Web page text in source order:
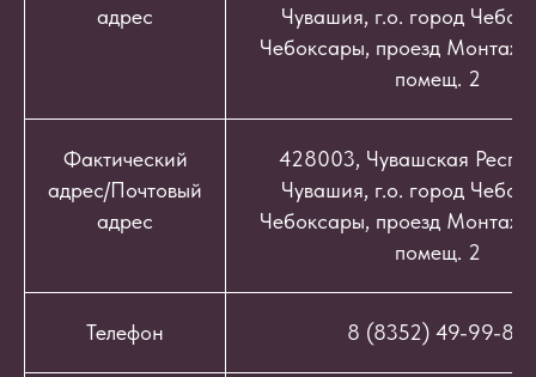
адрес
Чувашия, г.о. город
Чебоксары, проезд
помещ. 2
Фактический
адрес/Почтовый
адрес
428003, Чувашская
Чувашия, г.о. город
Чебоксары, проезд
помещ. 2
Телефон 8 (8352) 49-99-86